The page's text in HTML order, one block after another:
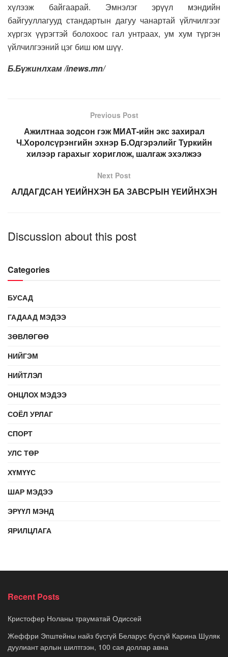
хүлээж байгаарай. Эмнэлэг эрүүл мэндийн
байгууллагууд стандартын дагуу чанартай үйлчилгээг
хүргэх үүрэгтэй болохоос гал унтраах, ум хум түргэн
үйлчилгээний цэг биш юм шүү.
Б.Бүжинлхам /inews.mn/
Previous Post
Ажилтнаа зодсон гэж МИАТ-ийн экс захирал
Ч.Хоролсүрэнгийн эхнэр Б.Одгэрэлийг Туркийн
хилээр гарахыг хориглож, шалгаж эхэлжээ
Next Post
АЛДАГДСАН ҮЕИЙНХЭН БА ЗАВСРЫН ҮЕИЙНХЭН
Discussion about this post
Categories
БУСАД
ГАДААД МЭДЭЭ
ЗӨВЛӨГӨӨ
НИЙГЭМ
НИЙТЛЭЛ
ОНЦЛОХ МЭДЭЭ
СОЁЛ УРЛАГ
СПОРТ
УЛС ТӨР
ХҮМҮҮС
ШАР МЭДЭЭ
ЭРҮҮЛ МЭНД
ЯРИЛЦЛАГА
Recent Posts
Кристофер Ноланы трауматай Одиссей
Жеффри Эпштейны найз бүсгүй Беларус бүсгүй Карина Шуляк
дуулиант арлын шилтгээн, 100 сая доллар авна